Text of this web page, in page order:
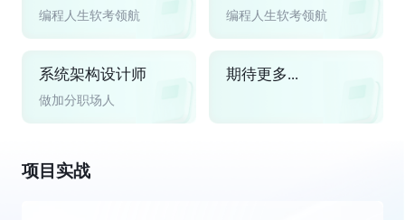
编程人生软考领航 编程人生软考领航
系统架构设计师
做加分职场人
期待更多...
项目实战